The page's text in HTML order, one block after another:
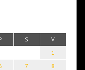
S V
1
7
8